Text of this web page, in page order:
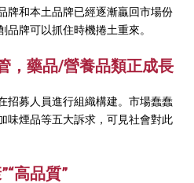
牌和本土品牌已經逐漸贏回市場份
牌可以抓住時機捲土重來。
，藥品/營養品類正成長
招募人員進行組織構建。市場蠢蠢
味煙品等五大訴求，可見社會對此
”“高品質”